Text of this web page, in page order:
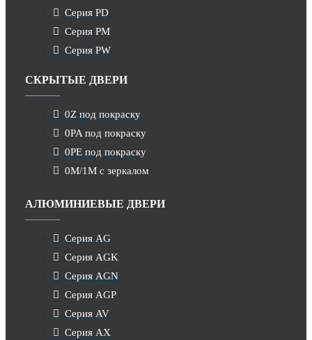
Серия PD
Серия PM
Серия PW
СКРЫТЫЕ ДВЕРИ
0Z под покраску
0PA под покраску
0PE под покраску
0M/1M с зеркалом
АЛЮМИНИЕВЫЕ ДВЕРИ
Серия AG
Серия AGK
Серия AGN
Серия AGP
Серия AV
Серия AX